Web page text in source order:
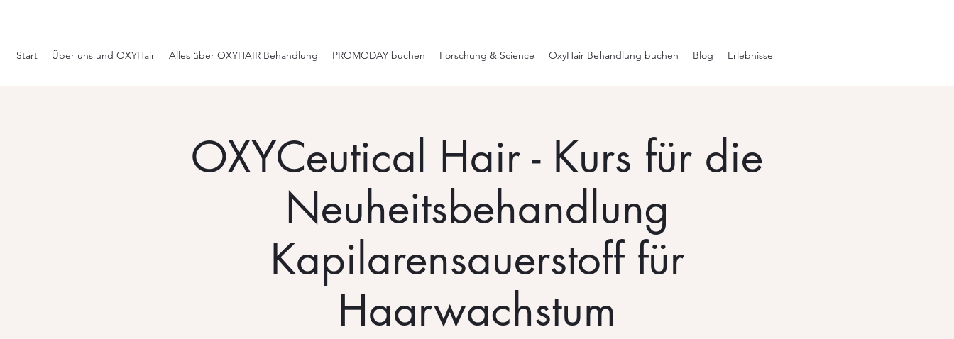
Start Über uns und OXYHair Alles über OXYHAIR Behandlung PROMODAY buchen Forschung & Science OxyHair Behandlung buchen Blog Erlebnisse
OXYCeutical Hair - Kurs für die
Neuheitsbehandlung
Kapilarensauerstoff für
Haarwachstum